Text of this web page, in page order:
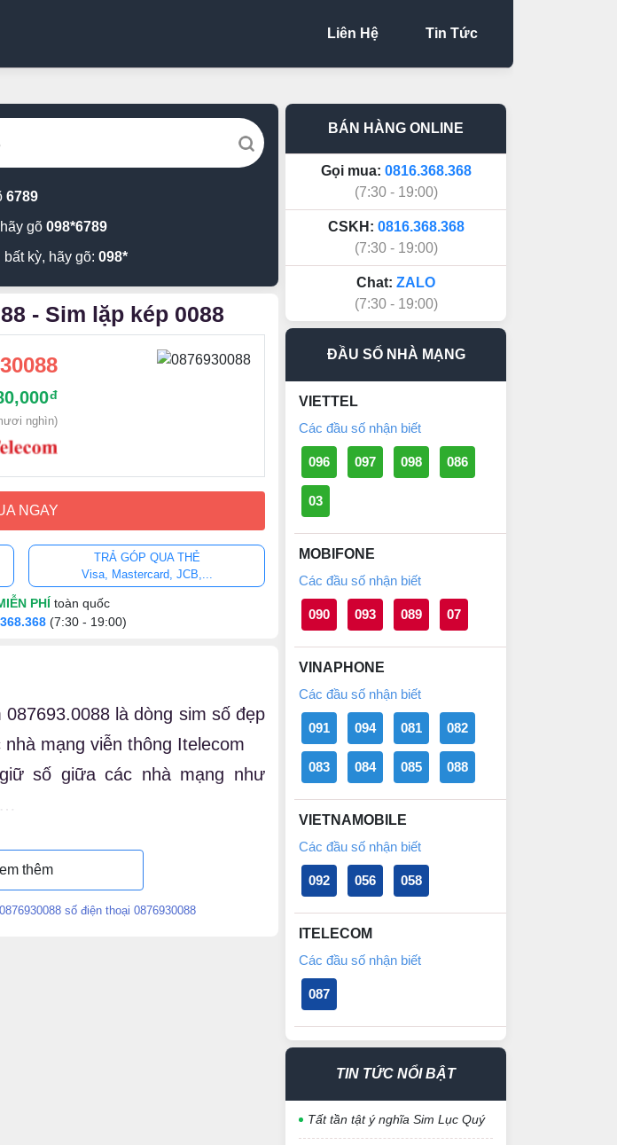
Liên Hệ Tin Tức
6789
hãy gõ 098*6789
bất kỳ, hãy gõ: 098*
- Sim lặp kép 0088
đ
nghìn)
NGAY
TRẢ GÓP QUA THẺ
Visa, Mastercard, JCB,...
PHÍ toàn quốc
(7:30 - 19:00)
là dòng sim số đẹp
mạng viễn thông Itelecom
số giữa các nhà mạng như
thêm
số điện thoại 0876930088
BÁN HÀNG ONLINE
Gọi mua: 0816.368.368
(7:30 - 19:00)
CSKH: 0816.368.368
(7:30 - 19:00)
Chat: ZALO
(7:30 - 19:00)
ĐẦU SỐ NHÀ MẠNG
VIETTEL
Các đầu số nhận biết
096 097 098 086
03
MOBIFONE
Các đầu số nhận biết
090 093 089 07
VINAPHONE
Các đầu số nhận biết
091 094 081 082
083 084 085 088
VIETNAMOBILE
Các đầu số nhận biết
092 056 058
ITELECOM
Các đầu số nhận biết
087
TIN TỨC NỔI BẬT
Tất tần tật ý nghĩa Sim Lục Quý